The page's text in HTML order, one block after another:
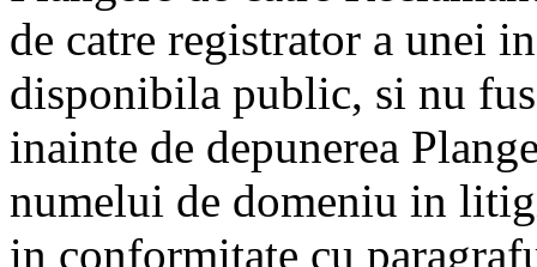
de catre registrator a unei
disponibila public, si nu
inainte de depunerea
numelui de domeniu in
in conformitate cu